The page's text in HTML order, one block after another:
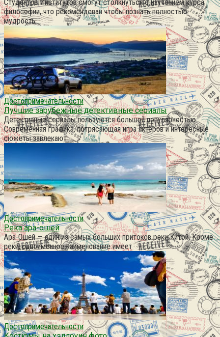
Студентов Институтов смогут столкнуться с изучением курса
философии, что рекомендован чтобы познать полностью
мудрость
Достопримечательности
Лучшие зарубежные детективные сериалы
Детективные сериалы пользуются большой популярностью.
Современная графика, потрясающая игра актеров и интересные
сюжеты завлекают
Достопримечательности
Река ара-ошей
Ара-Ошей — один из самых больших притоков реки Китой. Кроме
реки, одноименное наименование имеет
Достопримечательности